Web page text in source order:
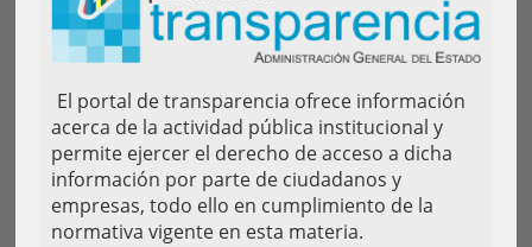
El portal de transparencia ofrece información
acerca de la actividad pública institucional y
permite ejercer el derecho de acceso a dicha
información por parte de ciudadanos y
empresas, todo ello en cumplimiento de la
normativa vigente en esta materia.